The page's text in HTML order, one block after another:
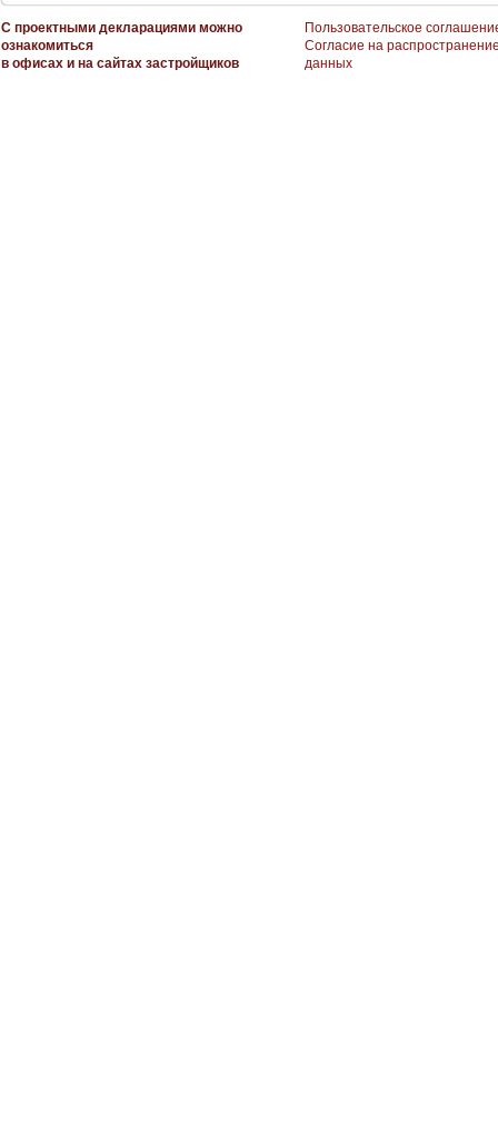
С проектными декларациями можно
ознакомиться
в офисах и на сайтах застройщиков
Пользовательское
Согласие на
данных